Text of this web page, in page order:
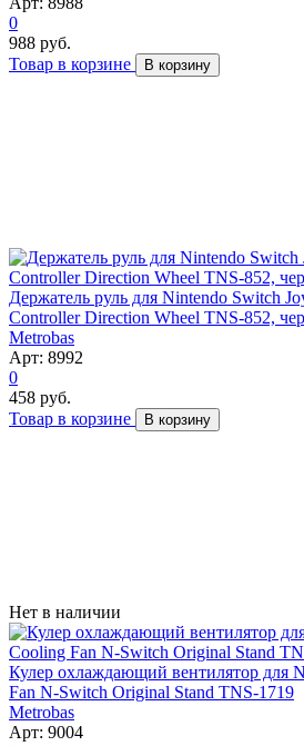
0
988 руб.
Товар в корзине
В корзину
Держатель руль для Nintendo Switch
Controller Direction Wheel TNS-852,
Metrobas
Арт: 8992
0
458 руб.
Товар в корзине
В корзину
Нет в наличии
Кулер охлаждающий вентилятор для
Fan N-Switch Original Stand TNS-1719
Metrobas
Арт: 9004